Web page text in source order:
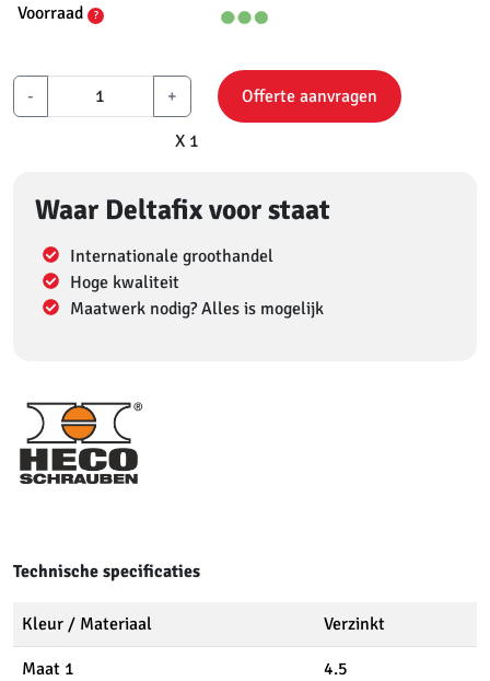
Voorraad
?
- +
X 1
Offerte aanvragen
Waar Deltafix voor staat
Internationale groothandel
Hoge kwaliteit
Maatwerk nodig? Alles is mogelijk
Technische specificaties
Kleur / Materiaal Verzinkt
Maat 1 4.5